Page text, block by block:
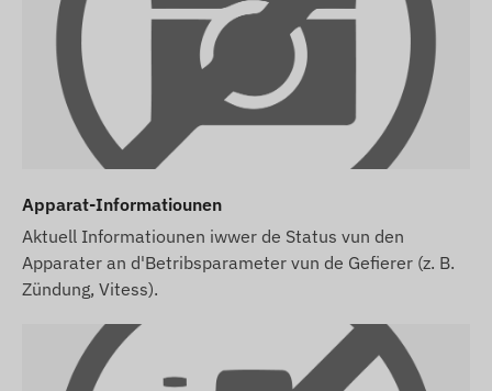
Apparat-Informatiounen
Aktuell Informatiounen iwwer de Status vun den
Apparater an d'Betribsparameter vun de Gefierer (z. B.
Zündung, Vitess).